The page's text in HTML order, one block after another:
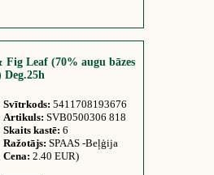
Fig Leaf (70% augu bāzes
Deg.25h
Svītrkods: 5411708193676
Artikuls: SVB0500306 818
Skaits kastē: 6
Ražotājs: SPAAS -Beļģija
Cena: 2.40 EUR)